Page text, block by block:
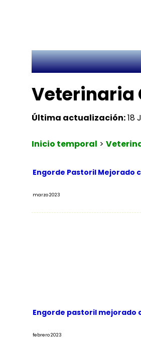
Veterinaria
Última actualización:18
Inicio temporal >
Engorde Pastoril Mejorado
marzo 2023
Engorde pastoril mejorado
febrero 2023